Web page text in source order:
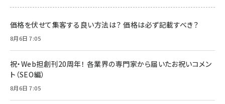
価格を伏せて集客する良い方法は？ 価格は必ず記載すべき？
8月6日 7:05
祝・Web担創刊20周年！ 各業界の専門家から届いたお祝いコメン
ト（SEO編）
8月6日 7:05